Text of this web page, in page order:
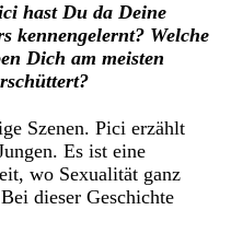
hast Du da Deine
kennengelernt? Welche
Dich am meisten
Szenen. Pici erzählt
Es ist eine
wo Sexualität ganz
dieser Geschichte